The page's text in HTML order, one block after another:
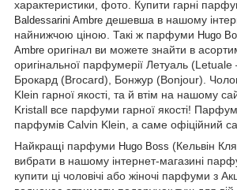
характеристики, фото. Купити гарні
Baldessarini Ambre дешевша в нашому
найнижчою ціною. Такі ж парфуми Hugo
Ambre оригінал ви можете знайти в
оригінальної парфумерії Летуаль
Брокард (Brocard), Бонжур (Bonjour).
Klein гарної якості, та й втім на нашому
Kristall все парфуми гарної якості!
парфумів Calvin Klein, а саме офіційний
Найкращі парфуми Hugo Boss (Кельвін
вибрати в нашому інтернет-магазині
купити ці чоловічі або жіночі парфуми з